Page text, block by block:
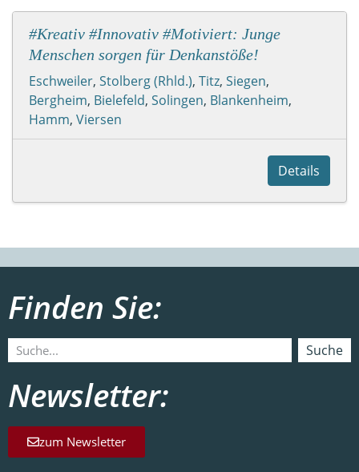
#Kreativ #Innovativ #Motiviert: Junge
Menschen sorgen für Denkanstöße!
Eschweiler, Stolberg (Rhld.), Titz, Siegen,
Bergheim, Bielefeld, Solingen, Blankenheim,
Hamm, Viersen
Details
Finden Sie:
Suche
Newsletter:
zum Newsletter